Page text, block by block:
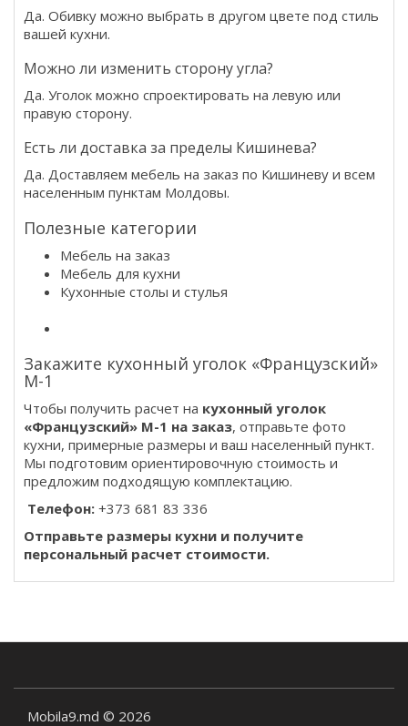
Да. Обивку можно выбрать в другом цвете под стиль
вашей кухни.
Можно ли изменить сторону угла?
Да. Уголок можно спроектировать на левую или
правую сторону.
Есть ли доставка за пределы Кишинева?
Да. Доставляем мебель на заказ по Кишиневу и всем
населенным пунктам Молдовы.
Полезные категории
Мебель на заказ
Мебель для кухни
Кухонные столы и стулья
Закажите кухонный уголок «Французский»
M-1
Чтобы получить расчет на кухонный уголок
«Французский» M-1 на заказ, отправьте фото
кухни, примерные размеры и ваш населенный пункт.
Мы подготовим ориентировочную стоимость и
предложим подходящую комплектацию.
Телефон: +373 681 83 336
Отправьте размеры кухни и получите
персональный расчет стоимости.
Mobila9.md © 2026